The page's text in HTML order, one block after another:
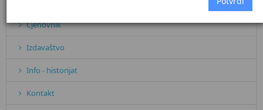
Cjenovnik
Izdavaštvo
Info - historijat
Kontakt